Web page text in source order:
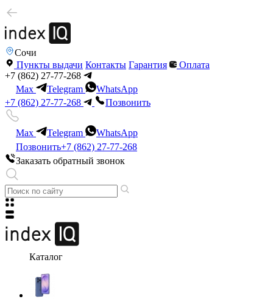
Сочи
Пункты выдачи Контакты Гарантия
Оплата
+7 (862) 27-77-268
Max
Telegram
WhatsApp
+7 (862) 27-77-268
Позвонить
Max Telegram
WhatsApp
Позвонить+7 (862) 27-77-268
Заказать обратный звонок
Каталог